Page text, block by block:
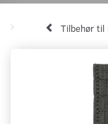
Tilbehør til